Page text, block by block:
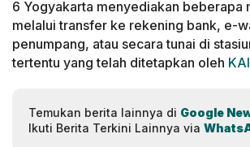
6 Yogyakarta menyediakan beberapa
melalui transfer ke rekening bank, e-
penumpang, atau secara tunai di
tertentu yang telah ditetapkan oleh KAI
Temukan berita lainnya di Google
Ikuti Berita Terkini Lainnya via